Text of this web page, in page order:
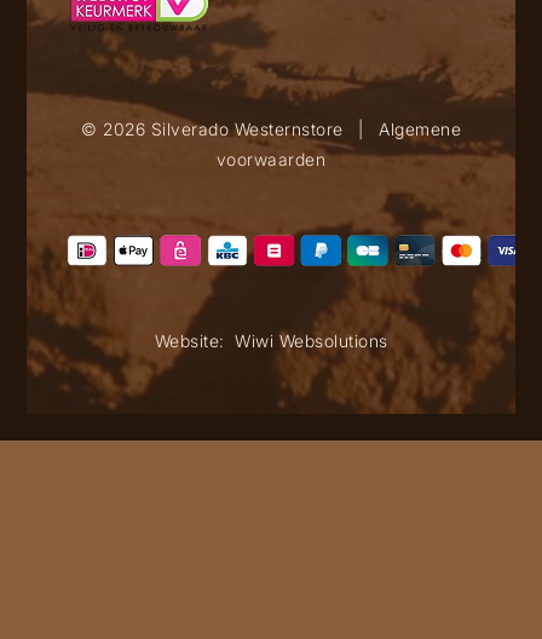
© 2026 Silverado Westernstore
Algemene
voorwaarden
Website: Wiwi Websolutions